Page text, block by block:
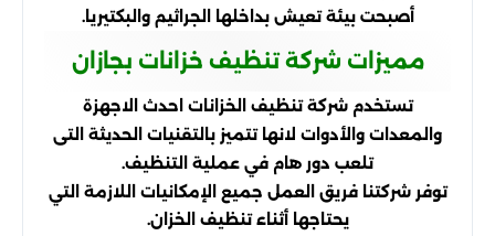
أصبحت بيئة تعيش بداخلها الجراثيم والبكتيريا.
مميزات شركة تنظيف خزانات بجازان
تستخدم شركة تنظيف الخزانات احدث الاجهزة
والمعدات والأدوات لانها تتميز بالتقنيات الحديثة التى
تلعب دور هام في عملية التنظيف.
توفر شركتنا فريق العمل جميع الإمكانيات اللازمة التي
يحتاجها أثناء تنظيف الخزان.